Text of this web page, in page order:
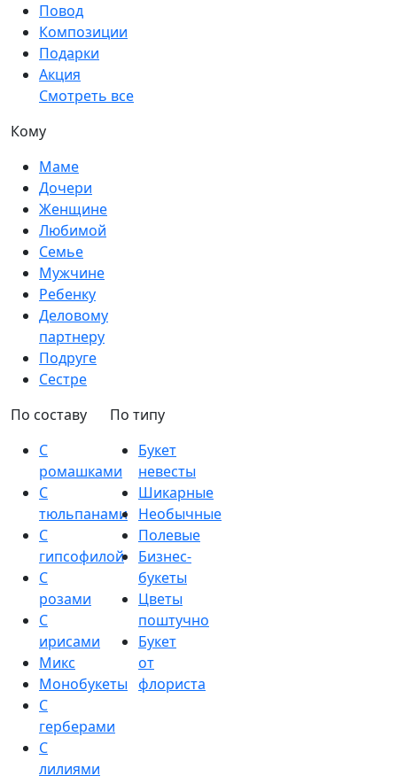
Повод
Композиции
Подарки
Акция
Смотреть все
Кому
Маме
Дочери
Женщине
Любимой
Семье
Мужчине
Ребенку
Деловому
партнеру
Подруге
Сестре
По составу
С
ромашками
С
тюльпанами
С
гипсофилой
С
розами
С
ирисами
Микс
Монобукеты
С
герберами
С
лилиями
По типу
Букет
невесты
Шикарные
Необычные
Полевые
Бизнес-
букеты
Цветы
поштучно
Букет
от
флориста